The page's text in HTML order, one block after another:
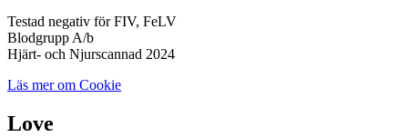
Testad negativ för FIV, FeLV
Blodgrupp A/b
Hjärt- och Njurscannad 2024
Läs mer om Cookie
Love